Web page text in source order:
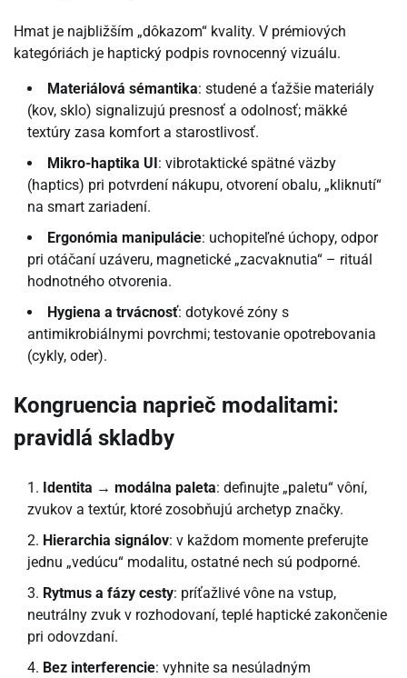
Hmat je najbližším „dôkazom“ kvality. V prémiových
kategóriách je haptický podpis rovnocenný vizuálu.
Materiálová sémantika: studené a ťažšie materiály
(kov, sklo) signalizujú presnosť a odolnosť; mäkké
textúry zasa komfort a starostlivosť.
Mikro-haptika UI: vibrotaktické spätné väzby
(haptics) pri potvrdení nákupu, otvorení obalu, „kliknutí“
na smart zariadení.
Ergonómia manipulácie: uchopiteľné úchopy, odpor
pri otáčaní uzáveru, magnetické „zacvaknutia“ – rituál
hodnotného otvorenia.
Hygiena a trvácnosť: dotykové zóny s
antimikrobiálnymi povrchmi; testovanie opotrebovania
(cykly, oder).
Kongruencia naprieč modalitami:
pravidlá skladby
Identita → modálna paleta: definujte „paletu“ vôní,
zvukov a textúr, ktoré zosobňujú archetyp značky.
Hierarchia signálov: v každom momente preferujte
jednu „vedúcu“ modalitu, ostatné nech sú podporné.
Rytmus a fázy cesty: príťažlivé vône na vstup,
neutrálny zvuk v rozhodovaní, teplé haptické zakončenie
pri odovzdaní.
Bez interferencie: vyhnite sa nesúladným